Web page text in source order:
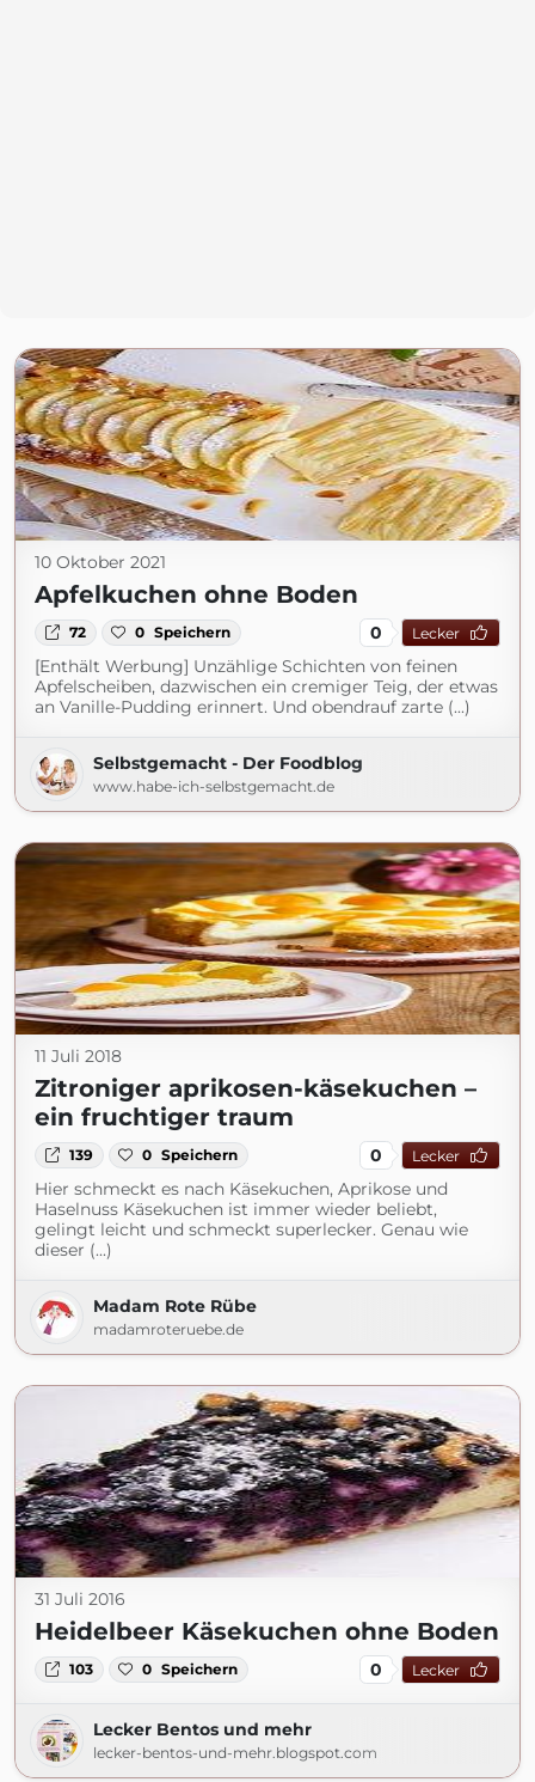
10 Oktober 2021
Apfelkuchen ohne Boden
72 0 Speichern 0 Lecker
[Enthält Werbung] Unzählige Schichten von feinen
Apfelscheiben, dazwischen ein cremiger Teig, der etwas
an Vanille-Pudding erinnert. Und obendrauf zarte (...)
Selbstgemacht - Der Foodblog
www.habe-ich-selbstgemacht.de
11 Juli 2018
Zitroniger aprikosen-käsekuchen –
ein fruchtiger traum
139 0 Speichern 0 Lecker
Hier schmeckt es nach Käsekuchen, Aprikose und
Haselnuss Käsekuchen ist immer wieder beliebt,
gelingt leicht und schmeckt superlecker. Genau wie
dieser (...)
Madam Rote Rübe
madamroteruebe.de
31 Juli 2016
Heidelbeer Käsekuchen ohne Boden
103 0 Speichern 0 Lecker
Lecker Bentos und mehr
lecker-bentos-und-mehr.blogspot.com